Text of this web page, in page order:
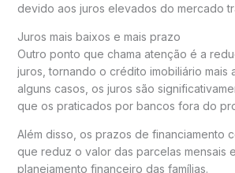
devido aos juros elevados do mercado
Juros mais baixos e mais prazo
Outro ponto que chama atenção é a
juros, tornando o crédito imobiliário mais
alguns casos, os juros são
que os praticados por bancos fora do
Além disso, os prazos de financiamento
que reduz o valor das parcelas mensais
planejamento financeiro das famílias.